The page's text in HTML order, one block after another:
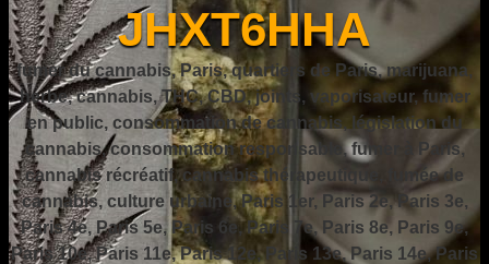
JHXT6HHA
fumer du cannabis, Paris, quartiers de Paris, marijuana,
herbe, cannabis, THC, CBD, joints, vaporisateur, fumer
en public, consommation de cannabis, législation du
cannabis, consommation responsable, fumer à Paris,
cannabis récréatif, cannabis thérapeutique, fumée de
cannabis, culture urbaine, Paris 1er, Paris 2e, Paris 3e,
Paris 4e, Paris 5e, Paris 6e, Paris 7e, Paris 8e, Paris 9e,
Paris 10e, Paris 11e, Paris 12e, Paris 13e, Paris 14e, Paris